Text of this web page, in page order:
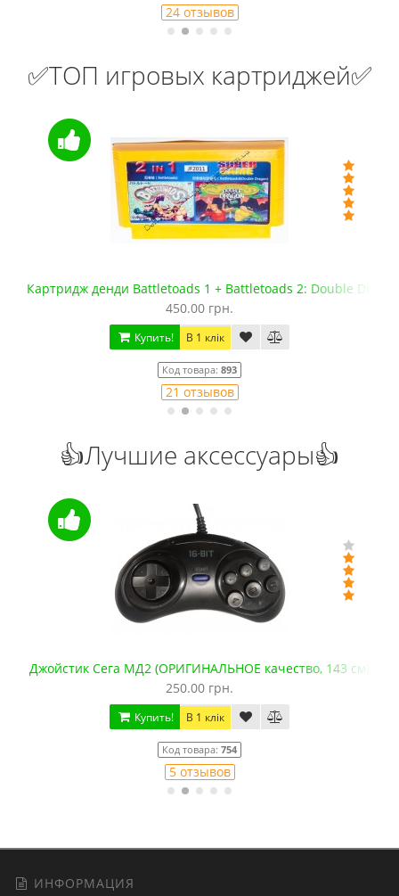
24 отзывов
✅ТОП игровых картриджей✅
Картридж денди Battletoads 1 + Battletoads 2: Double
450.00 грн.
Купить! В 1 клік
Код товара: 893
21 отзывов
👍Лучшие аксессуары👍
Джойстик Сега МД2 (ОРИГИНАЛЬНОЕ качество, 143 см)
250.00 грн.
Купить! В 1 клік
Код товара: 754
5 отзывов
ИНФОРМАЦИЯ